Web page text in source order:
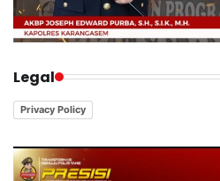
Legal
Privacy Policy